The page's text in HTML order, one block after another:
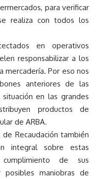
para verificar
realiza con todos los
en operativos
responsabilizar a los
Por eso nos
anteriores de las
en las grandes
productos de
de ARBA.
Recaudación también
integral sobre estas
de sus
posibles maniobras de